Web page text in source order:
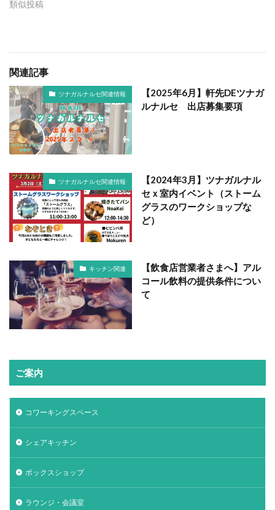
類似投稿
関連記事
ツナガルナルセ関連情報
【2025年6月】軒先DEツナガ
ルナルセ 出店募集要項
ツナガルナルセ関連情報
【2024年3月】ツナガルナル
セｘ室内イベント（ストーム
グラスのワークショップな
ど）
キッチン関連
【飲食店営業者さまへ】アル
コール飲料の提供条件につい
て
ご案内
コワーキングスペース
シェアキッチン
ボックスショップ
ラウンジ・会議室